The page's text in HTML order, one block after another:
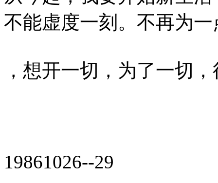
不能虚度一刻。不再为
，想开一切，为了一切
19861026--29